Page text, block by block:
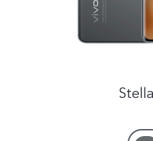
Österreich |